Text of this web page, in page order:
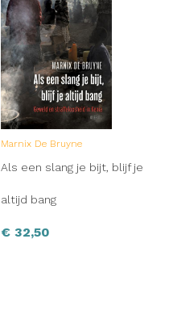
Marnix De Bruyne
Als een slang je bijt, blijf je
altijd bang
€ 32,50